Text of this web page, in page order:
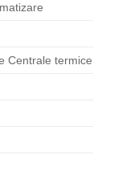
Centrale termice